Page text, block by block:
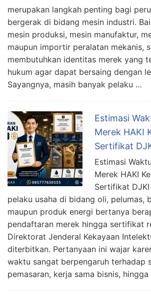
merupakan langkah penting bagi
bergerak di bidang mesin industri.
mesin produksi, mesin manufaktur,
maupun importir peralatan mekanis,
membutuhkan identitas merek yang
hukum agar dapat bersaing dengan
Sayangnya, masih banyak pelaku …
Estimasi
Merek HAKI
Sertifikat
Estimasi
Merek HAKI
Sertifikat
pelaku usaha di bidang oli, pelumas,
maupun produk energi bertanya
pendaftaran merek hingga sertifikat
Direktorat Jenderal Kekayaan
diterbitkan. Pertanyaan ini wajar
waktu sangat berpengaruh terhadap
pemasaran, kerja sama bisnis,